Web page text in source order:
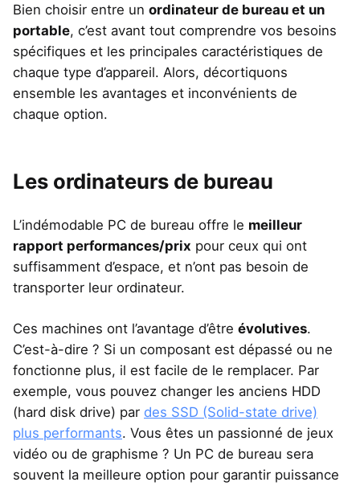
Bien choisir entre un ordinateur de bureau et un
portable, c’est avant tout comprendre vos besoins
spécifiques et les principales caractéristiques de
chaque type d’appareil. Alors, décortiquons
ensemble les avantages et inconvénients de
chaque option.
Les ordinateurs de bureau
L’indémodable PC de bureau offre le meilleur
rapport performances/prix pour ceux qui ont
suffisamment d’espace, et n’ont pas besoin de
transporter leur ordinateur.
Ces machines ont l’avantage d’être évolutives.
C’est-à-dire ? Si un composant est dépassé ou ne
fonctionne plus, il est facile de le remplacer. Par
exemple, vous pouvez changer les anciens HDD
(hard disk drive) par des SSD (Solid-state drive)
plus performants. Vous êtes un passionné de jeux
vidéo ou de graphisme ? Un PC de bureau sera
souvent la meilleure option pour garantir puissance